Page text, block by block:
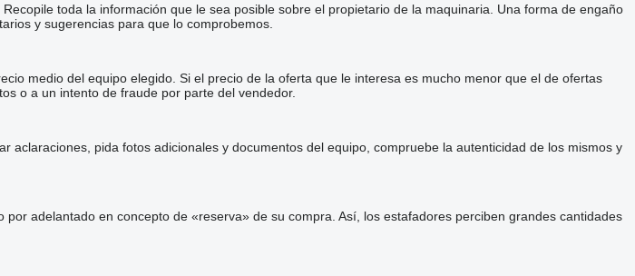
toda la información que le sea posible sobre el propietario de la maquinaria. Una forma de engaño
y sugerencias para que lo comprobemos.
medio del equipo elegido. Si el precio de la oferta que le interesa es mucho menor que el de ofertas
o a un intento de fraude por parte del vendedor.
pida fotos adicionales y documentos del equipo, compruebe la autenticidad de los mismos y
adelantado en concepto de «reserva» de su compra. Así, los estafadores perciben grandes cantidades